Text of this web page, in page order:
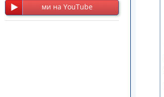
ми на YouTube